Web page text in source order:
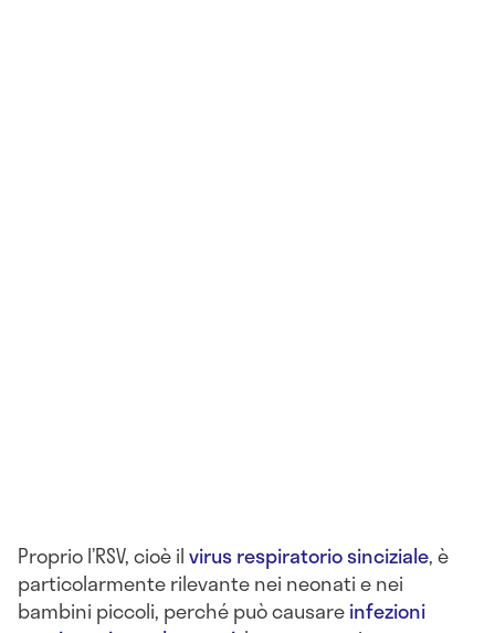
Proprio l’RSV, cioè ilvirus respiratorio sinciziale, è
particolarmente rilevante nei neonati e nei
bambini piccoli, perché può causareinfezioni